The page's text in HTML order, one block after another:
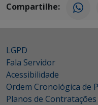
Compartilhe:
LGPD
Fala Servidor
Acessibilidade
Ordem Cronológica de
Planos de